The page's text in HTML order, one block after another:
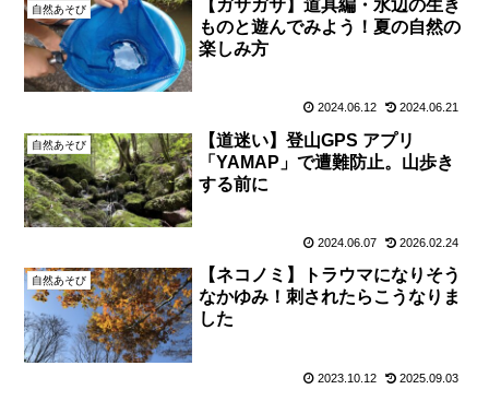
自然あそび
【ガサガサ】道具編・水辺の生き
ものと遊んでみよう！夏の自然の
楽しみ方
2024.06.12 2024.06.21
自然あそび
【道迷い】登山GPS アプリ
「YAMAP」で遭難防止。山歩き
する前に
2024.06.07 2026.02.24
自然あそび
【ネコノミ】トラウマになりそう
なかゆみ！刺されたらこうなりま
した
2023.10.12 2025.09.03